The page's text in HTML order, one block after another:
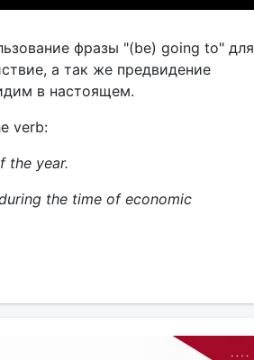
фразы "(be) going to" для
а так же предвидение
в настоящем.
verb:
the year.
the time of economic